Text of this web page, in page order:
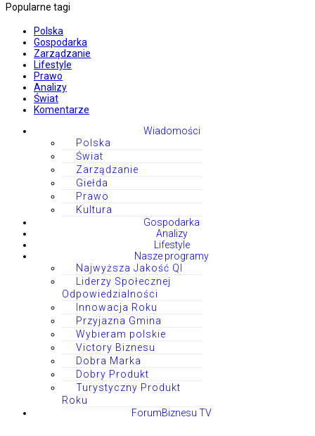
Popularne tagi
Polska
Gospodarka
Zarządzanie
Lifestyle
Prawo
Analizy
Świat
Komentarze
Wiadomości
Polska
Świat
Zarządzanie
Giełda
Prawo
Kultura
Gospodarka
Analizy
Lifestyle
Nasze programy
Najwyższa Jakość QI
Liderzy Społecznej
Odpowiedzialności
Innowacja Roku
Przyjazna Gmina
Wybieram polskie
Victory Biznesu
Dobra Marka
Dobry Produkt
Turystyczny Produkt
Roku
ForumBiznesu TV